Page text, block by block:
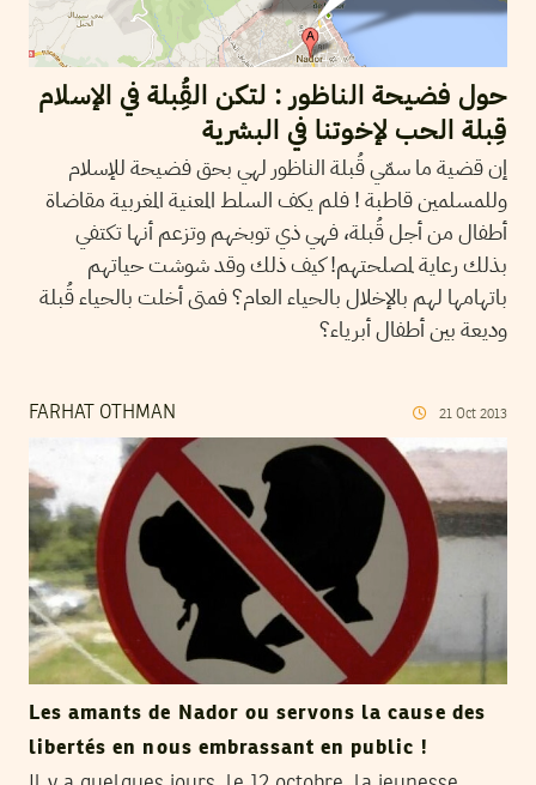
حول فضيحة الناظور : لتكن القُِبلة في الإسلام
قِبلة الحب لإخوتنا في البشرية
إن قضية ما سمّي قُبلة الناظور لهي بحق فضيحة للإسلام
وللمسلمين قاطبة ! فلم يكف السلط المعنية المغربية مقاضاة
أطفال من أجل قُبلة، فهي ذي توبخهم وتزعم أنها تكتفي
بذلك رعاية لمصلحتهم! كيف ذلك وقد شوشت حياتهم
باتهامها لهم بالإخلال بالحياء العام؟ فمتى أخلت بالحياء قُبلة
وديعة بين أطفال أبرياء؟
FARHAT OTHMAN 21 Oct 2013
Les amants de Nador ou servons la cause des
libertés en nous embrassant en public !